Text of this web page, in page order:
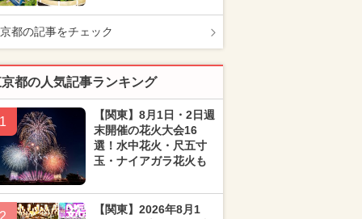
都の記事をチェック
都の人気記事ランキング
1
【関東】8月1日・2日週
末開催の花火大会16
選！水中花火・尺五寸
玉・ナイアガラ花火も
2
【関東】2026年8月1